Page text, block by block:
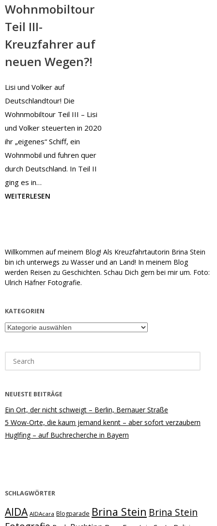
Wohnmobiltour
Teil III-
Kreuzfahrer auf
neuen Wegen?!
Lisi und Volker auf
Deutschlandtour! Die
Wohnmobiltour Teil III – Lisi
und Volker steuerten in 2020
ihr „eigenes“ Schiff, ein
Wohnmobil und fuhren quer
durch Deutschland. In Teil II
ging es in…
WEITERLESEN
Willkommen auf meinem Blog! Als Kreuzfahrtautorin Brina Stein
bin ich unterwegs zu Wasser und an Land! In meinem Blog
werden Reisen zu Geschichten. Schau Dich gern bei mir um. Foto:
Ulrich Häfner Fotografie.
KATEGORIEN
Kategorien
for:
NEUESTE BEITRÄGE
Ein Ort, der nicht schweigt – Berlin, Bernauer Straße
5 Wow-Orte, die kaum jemand kennt – aber sofort verzaubern
Huglfing – auf Buchrecherche in Bayern
SCHLAGWÖRTER
AIDA AIDAcara Blogparade Brina Stein Brina Stein